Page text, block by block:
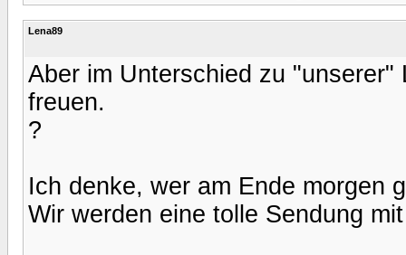
Lena89
Aber im Unterschied zu
freuen.
?
Ich denke, wer am Ende morgen
Wir werden eine tolle Sendung